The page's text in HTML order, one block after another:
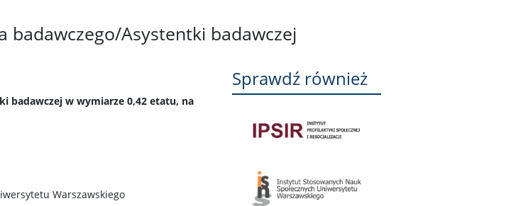
badawczego/Asystentki badawczej
badawczej w wymiarze 0,42 etatu, na
Warszawskiego
Sprawdź również